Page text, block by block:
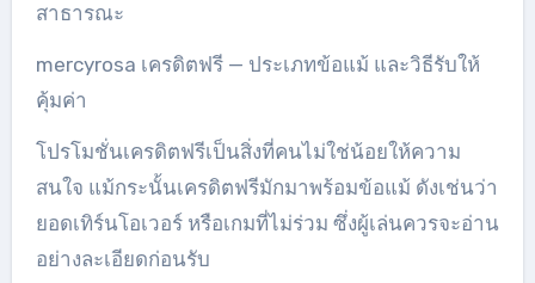
สาธารณะ
mercyrosa เครดิตฟรี — ประเภทข้อแม้ และวิธีรับให้
คุ้มค่า
โปรโมชั่นเครดิตฟรีเป็นสิ่งที่คนไม่ใช่น้อยให้ความ
สนใจ แม้กระนั้นเครดิตฟรีมักมาพร้อมข้อแม้ ดังเช่นว่า
ยอดเทิร์นโอเวอร์ หรือเกมที่ไม่ร่วม ซึ่งผู้เล่นควรจะอ่าน
อย่างละเอียดก่อนรับ